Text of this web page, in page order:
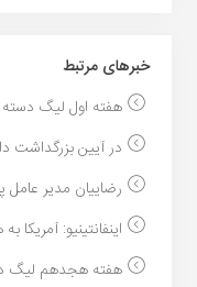
خبر‌های مرتبط
هفته اول لیگ
در آیین بزرگداشت
رضاییان مدیر
اینفانتینیو: آمریکا
هفته هجدهم لیگ